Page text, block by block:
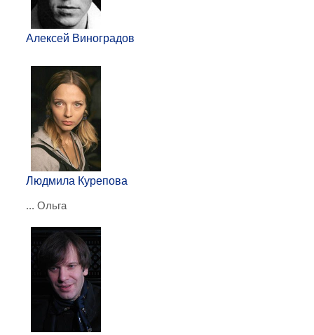
Алексей Виноградов
Людмила Курепова
... Ольга